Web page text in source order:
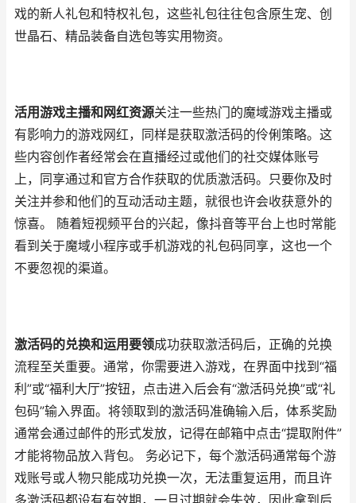
戏的新人礼包和特权礼包，这些礼包往往包含原生宠、创
世晶石、精品装备自选包等实用物资。
活用游戏主播和网红资源关注一些热门的魔域游戏主播或
有影响力的游戏网红，同样是获取激活码的伶俐策略。这
些内容创作者经常会在直播经过或他们的社交媒体账号
上，同享通过和官方合作获取的优质激活码。只要你及时
关注并参和他们的互动活动主题，就很也许会收获意外的
惊喜。 随着短视频平台的兴起，像抖音等平台上也时常能
看到关于魔域小程序或手机游戏的礼包码同享，这也一个
不要忽视的渠道。
激活码的兑换和运用要领成功获取激活码后，正确的兑换
流程至关重要。通常，你需要进入游戏，在界面中找到“福
利”或“福利大厅”按钮，点击进入后会有“激活码兑换”或“礼
包码”输入界面。将领取到的激活码准确输入后，体系奖励
通常会通过邮件的形式发放，记得在邮箱中点击“提取附件”
才能将物品放入背包。 务必记下，每个激活码通常每个游
戏账号或人物只能成功兑换一次，无法重复运用，而且许